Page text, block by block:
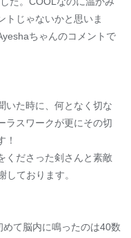
トじゃないかと思いま
ちゃんのコメントで
いた時に、何となく切な
ラスワークが更にその切
！
くださった剣さんと素敵
ております。
て脳内に鳴ったのは40数